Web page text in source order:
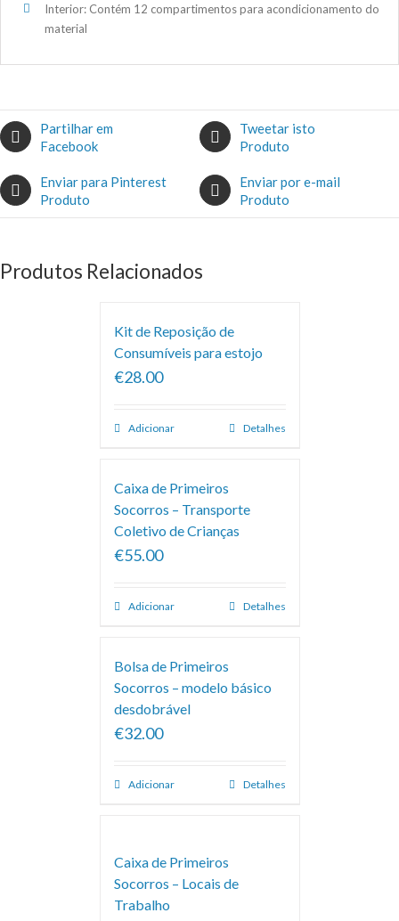
Interior: Contém 12 compartimentos para acondicionamento do
material
Partilhar em
Facebook
Tweetar isto
Produto
Enviar para Pinterest
Produto
Enviar por e-mail
Produto
Produtos Relacionados
Kit de Reposição de
Consumíveis para estojo
€28.00
Adicionar Detalhes
Caixa de Primeiros
Socorros – Transporte
Coletivo de Crianças
€55.00
Adicionar Detalhes
Bolsa de Primeiros
Socorros – modelo básico
desdobrável
€32.00
Adicionar Detalhes
Caixa de Primeiros
Socorros – Locais de
Trabalho